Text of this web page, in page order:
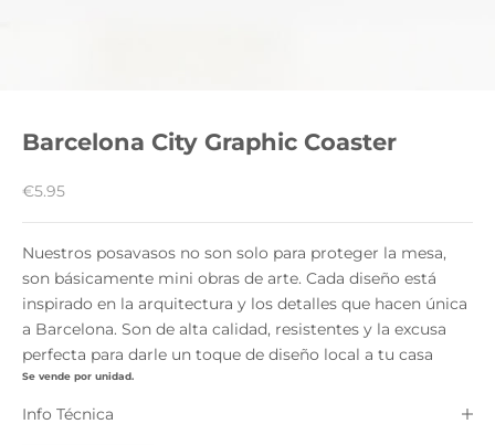
Barcelona City Graphic Coaster
Precio de oferta
€5.95
Nuestros posavasos no son solo para proteger la mesa,
son básicamente mini obras de arte. Cada diseño está
inspirado en la arquitectura y los detalles que hacen única
a Barcelona. Son de alta calidad, resistentes y la excusa
perfecta para darle un toque de diseño local a tu casa
Se vende por unidad.
Info Técnica